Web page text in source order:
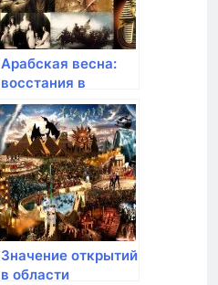
Арабская весна:
восстания в
странах Африки и
Ближнего Востока
Значение открытий
в области